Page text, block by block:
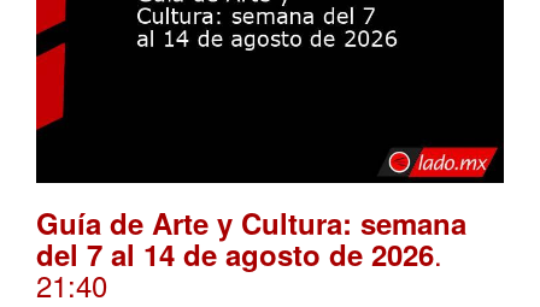
Guía de Arte y Cultura: semana
del 7 al 14 de agosto de 2026.
21:40